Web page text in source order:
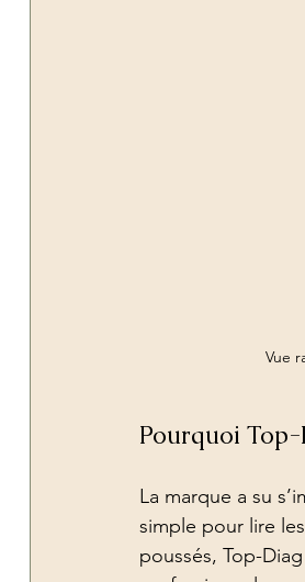
Vue
Pourquoi
La marque a su
simple pour lire
poussés, Top-